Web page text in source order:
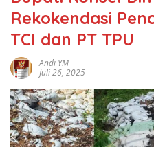
Rekokendasi
TCI dan PT TPU
Andi YM
Juli 26, 2025